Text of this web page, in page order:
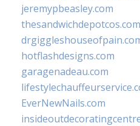
jeremypbeasley.com
thesandwichdepotcos.com
hotflashdesigns.com
garagenadeau.com
EverNewNails.com